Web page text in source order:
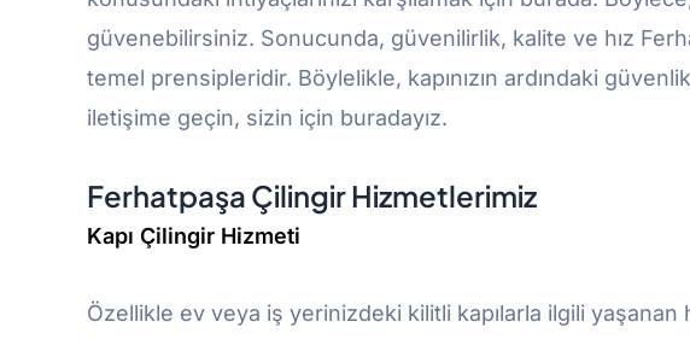
güvenebilirsiniz. Sonucunda, güvenilirlik, kalite ve hız
temel prensipleridir. Böylelikle, kapınızın ardındaki
iletişime geçin, sizin için buradayız.
Ferhatpaşa Çilingir Hizmetlerimiz
Kapı Çilingir Hizmeti
Özellikle ev veya iş yerinizdeki kilitli kapılarla ilgili